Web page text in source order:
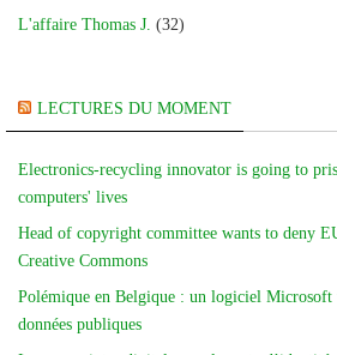
L'affaire Thomas J. (32)
LECTURES DU MOMENT
Electronics-recycling innovator is going to
computers' lives
Head of copyright committee wants to deny
Creative Commons
Polémique en Belgique : un logiciel Microsoft
données publiques